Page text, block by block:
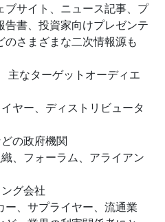
ブサイト、ニュース記事、プ
告書、投資家向けプレゼンテ
さまざまな二次情報源も
主なターゲットオーディエ
ヤー、ディストリビュータ
の政府機関
、フォーラム、アライアン
グ会社
ー、サプライヤー、流通業